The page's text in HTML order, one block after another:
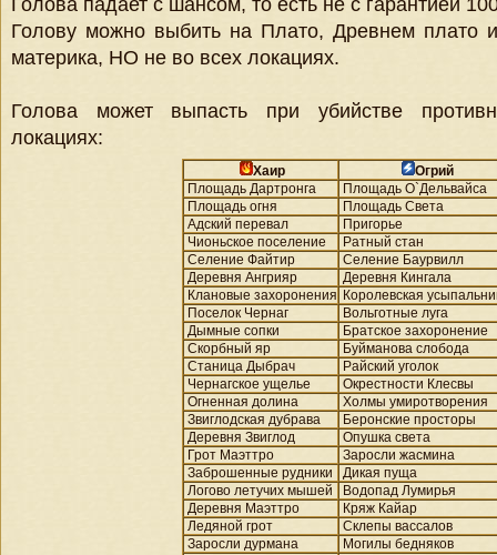
Голова падает с шансом, то есть не с гарантией
Голову можно выбить на Плато, Древнем плато
материка, НО не во всех локациях.
Голова может выпасть при убийстве
локациях:
Хаир
Огрий
Площадь Дартронга
Площадь О`Дельвайса
Площадь огня
Площадь Света
Адский перевал
Пригорье
Чионьское поселение
Ратный стан
Селение Файтир
Селение Баурвилл
Деревня Ангрияр
Деревня Кингала
Клановые захоронения Королевская
Поселок Чернаг
Вольготные луга
Дымные сопки
Братское захоронение
Скорбный яр
Буйманова слобода
Станица Дыбрач
Райский уголок
Чернагское ущелье
Окрестности Клесвы
Огненная долина
Холмы умиротворения
Звиглодская дубрава
Беронские просторы
Деревня Звиглод
Опушка света
Грот Маэттро
Заросли жасмина
Заброшенные рудники
Дикая пуща
Логово летучих мышей
Водопад Лумирья
Деревня Маэттро
Кряж Кайар
Ледяной грот
Склепы вассалов
Заросли дурмана
Могилы бедняков